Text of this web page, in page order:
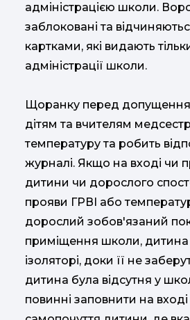
адміністрацією школи.
заблоковані та
картками, які видають
адміністрації школи.
Щоранку перед
дітям та вчителям
температуру та робить
журналі. Якщо на вході чи
дитини чи дорослого
прояви ГРВІ або
дорослий зобов'язаний
приміщення школи, дитина
ізоляторі, доки її не
дитина була відсутня у
повинні заповнити на